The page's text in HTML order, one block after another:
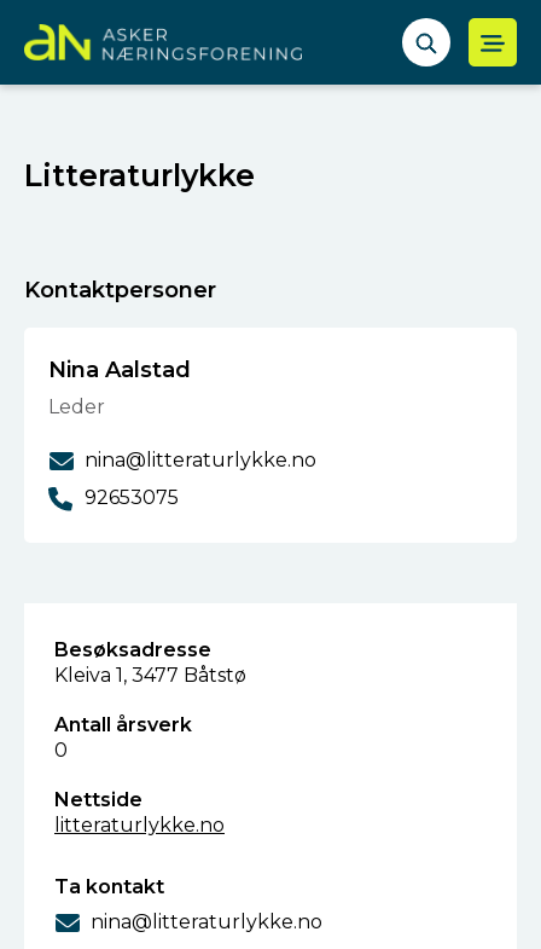
Litteraturlykke
Kontaktpersoner
Nina Aalstad
Leder
nina@litteraturlykke.no
92653075
Besøksadresse
Kleiva 1, 3477 Båtstø
Antall årsverk
0
Nettside
litteraturlykke.no
Ta kontakt
nina@litteraturlykke.no